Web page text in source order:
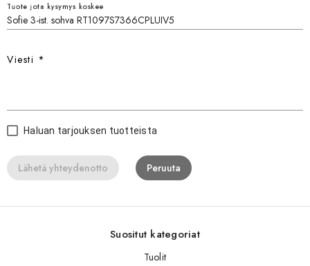
Tuote jota kysymys koskee
Viesti *
Haluan tarjouksen tuotteista
Lähetä yhteydenotto Peruuta
Suositut kategoriat
Tuolit